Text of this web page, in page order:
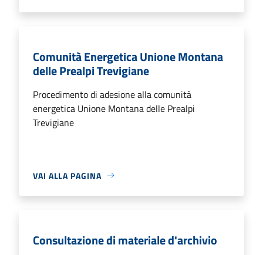
Comunità Energetica Unione Montana
delle Prealpi Trevigiane
Procedimento di adesione alla comunità
energetica Unione Montana delle Prealpi
Trevigiane
VAI ALLA PAGINA
Consultazione di materiale d'archivio